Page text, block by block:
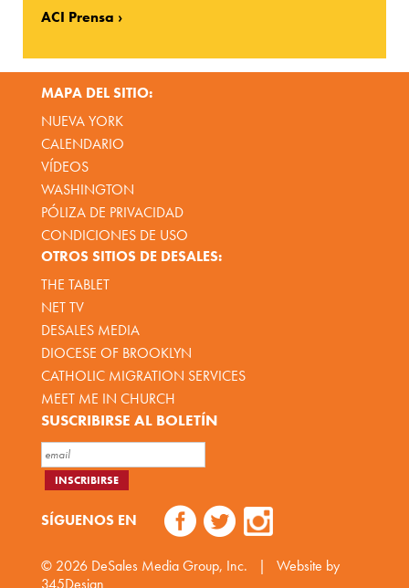
ACI Prensa
MAPA DEL SITIO:
NUEVA YORK
CALENDARIO
VÍDEOS
WASHINGTON
PÓLIZA DE PRIVACIDAD
CONDICIONES DE USO
OTROS SITIOS DE DESALES:
THE TABLET
NET TV
DESALES MEDIA
DIOCESE OF BROOKLYN
CATHOLIC MIGRATION SERVICES
MEET ME IN CHURCH
SUSCRIBIRSE AL BOLETÍN
SÍGUENOS EN
© 2026 DeSales Media Group, Inc. |
Website by
345Design